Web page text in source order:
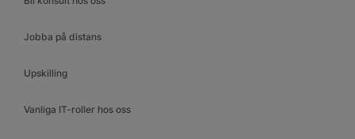
Jobba på distans
Upskilling
Vanliga IT-roller hos oss